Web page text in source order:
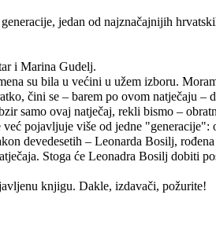
jedan od najznačajnijih
i Marina Gudelj.
su bila u većini u užem izboru.
čini se – barem po ovom natječaju
samo ovaj natječaj, rekli bismo –
pojavljuje više od jedne "generacije":
devedesetih – Leonarda Bosilj,
Stoga će Leonadra Bosilj dobiti
knjigu. Dakle, izdavači, požurite!